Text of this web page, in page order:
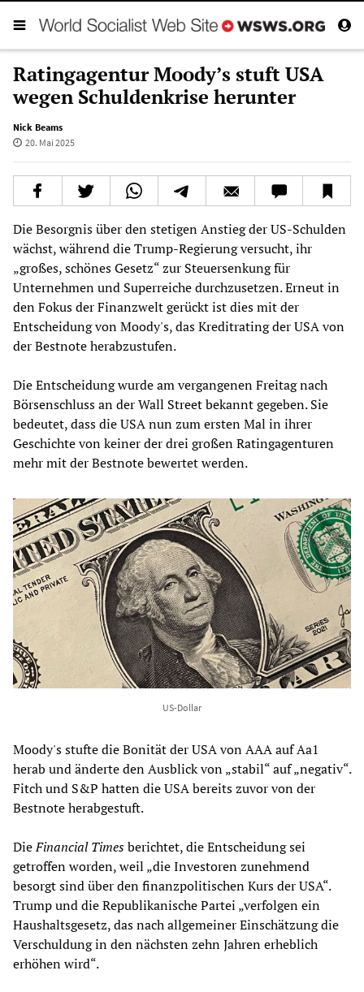
Ratingagentur Moody’s stuft USA
wegen Schuldenkrise herunter
Nick Beams
20. Mai 2025
Die Besorgnis über den stetigen Anstieg der US-Schulden
wächst, während die Trump-Regierung versucht, ihr
„großes, schönes Gesetz“ zur Steuersenkung für
Unternehmen und Superreiche durchzusetzen. Erneut in
den Fokus der Finanzwelt gerückt ist dies mit der
Entscheidung von Moody's, das Kreditrating der USA von
der Bestnote herabzustufen.
Die Entscheidung wurde am vergangenen Freitag nach
Börsenschluss an der Wall Street bekannt gegeben. Sie
bedeutet, dass die USA nun zum ersten Mal in ihrer
Geschichte von keiner der drei großen Ratingagenturen
mehr mit der Bestnote bewertet werden.
US-Dollar
Moody's stufte die Bonität der USA von AAA auf Aa1
herab und änderte den Ausblick von „stabil“ auf „negativ“.
Fitch und S&P hatten die USA bereits zuvor von der
Bestnote herabgestuft.
DieFinancial Timesberichtet, die Entscheidung sei
getroffen worden, weil „die Investoren zunehmend
besorgt sind über den finanzpolitischen Kurs der USA“.
Trump und die Republikanische Partei „verfolgen ein
Haushaltsgesetz, das nach allgemeiner Einschätzung die
Verschuldung in den nächsten zehn Jahren erheblich
erhöhen wird“.